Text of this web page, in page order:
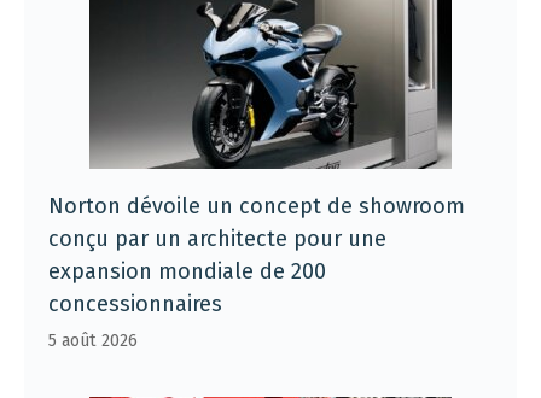
Norton dévoile un concept de showroom
conçu par un architecte pour une
expansion mondiale de 200
concessionnaires
5 août 2026